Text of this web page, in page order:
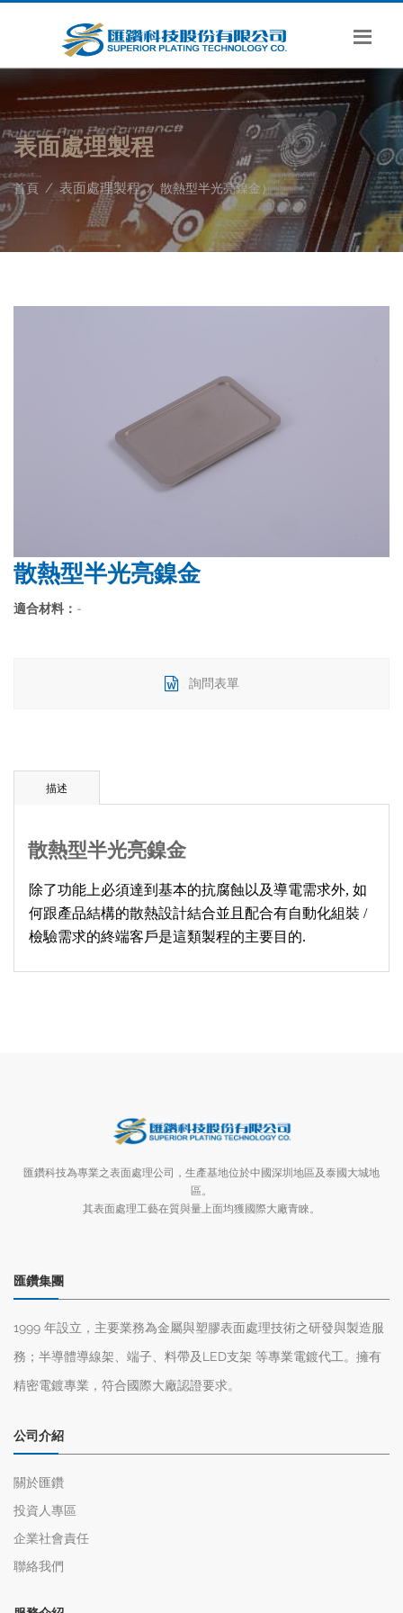
表面處理製程
首頁 表面處理製程 散熱型半光亮鎳金）
散熱型半光亮鎳金
適合材料： -
詢問表單
描述
散熱型半光亮鎳金
除了功能上必須達到基本的抗腐蝕以及導電需求外, 如
何跟產品結構的散熱設計結合並且配合有自動化組裝 /
檢驗需求的終端客戶是這類製程的主要目的.
匯鑽科技為專業之表面處理公司，生產基地位於中國深圳地區及泰國大城地
區。
其表面處理工藝在質與量上面均獲國際大廠青睞。
匯鑽集團
1999 年設立，主要業務為金屬與塑膠表面處理技術之研發與製造服
務；半導體導線架、端子、料帶及LED支架 等專業電鍍代工。擁有
精密電鍍專業，符合國際大廠認證要求。
公司介紹
關於匯鑽
投資人專區
企業社會責任
聯絡我們